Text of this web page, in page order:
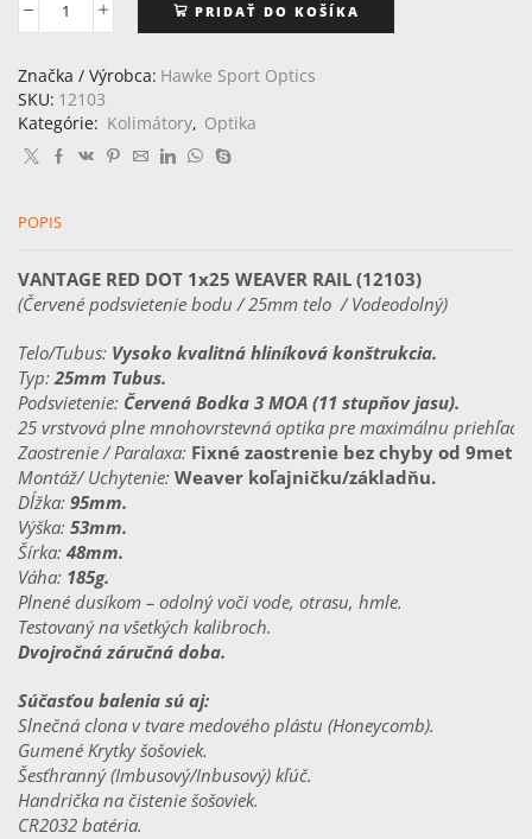
množstvo
Vantage
RD
1x25
Weaver
PRIDAŤ DO KOŠÍKA
Značka / Výrobca: Hawke Sport Optics
SKU: 12103
Kategórie: Kolimátory, Optika
POPIS
VANTAGE RED DOT 1x25 WEAVER RAIL (12103)
(Červené podsvietenie bodu / 25mm telo  / Vodeodolný)
Telo/Tubus: Vysoko kvalitná hliníková konštrukcia.
Typ: 25mm Tubus.
Podsvietenie: Červená Bodka 3 MOA (11 stupňov jasu).
25 vrstvová plne mnohovrstevná optika pre maximálnu
Zaostrenie / Paralaxa: Fixné zaostrenie bez chyby od
Montáž/ Uchytenie: Weaver koľajničku/základňu.
Dĺžka: 95mm.
Výška: 53mm.
Šírka: 48mm.
Váha: 185g.
Plnené dusíkom – odolný voči vode, otrasu, hmle.
Testovaný na všetkých kalibroch.
Dvojročná záručná doba.
Súčasťou balenia sú aj:
Slnečná clona v tvare medového plástu (Honeycomb).
Gumené Krytky šošoviek.
Šesťhranný (Imbusový/Inbusový) kľúč.
Handrička na čistenie šošoviek.
CR2032 batéria.